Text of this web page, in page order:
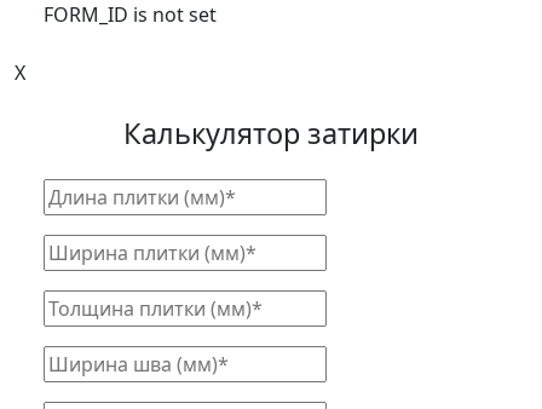
FORM_ID is not set
X
Калькулятор затирки